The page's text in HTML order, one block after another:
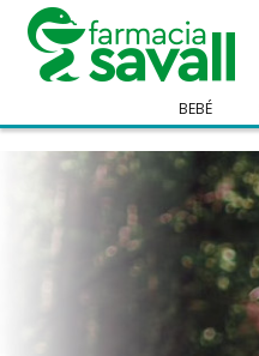
BEBÉ